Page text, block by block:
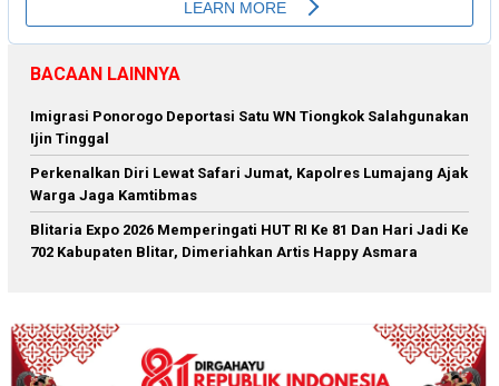
BACAAN LAINNYA
Imigrasi Ponorogo Deportasi Satu WN Tiongkok Salahgunakan
Ijin Tinggal
Perkenalkan Diri Lewat Safari Jumat, Kapolres Lumajang Ajak
Warga Jaga Kamtibmas
Blitaria Expo 2026 Memperingati HUT RI Ke 81 Dan Hari Jadi Ke
702 Kabupaten Blitar, Dimeriahkan Artis Happy Asmara